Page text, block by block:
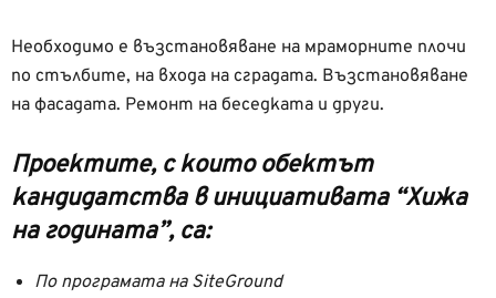
Необходимо е възстановяване на мраморните плочи
по стълбите, на входа на сградата. Възстановяване
на фасадата. Ремонт на беседката и други.
Проектите, с които обектът
кандидатства в инициативата “Хижа
на годината”, са:
По програмата на SiteGround